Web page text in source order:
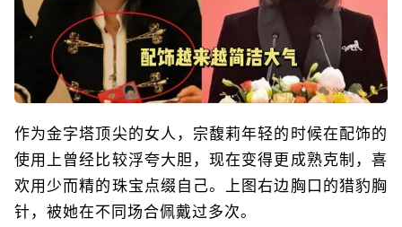
作为金字塔顶尖的女人，宗馥莉年轻的时候在配饰的
使用上曾经比较浮夸大胆，现在变得更成熟克制，喜
欢用少而精的珠宝点缀自己。上图右边胸口的猎豹胸
针，被她在不同场合佩戴过多次。